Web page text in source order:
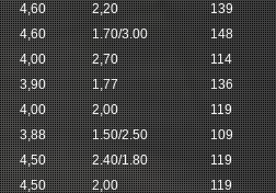
4,60 2,20 139
4,60 1.70/3.00 148
4,00 2,70 114
3,90 1,77 136
4,00 2,00 119
3,88 1.50/2.50 109
4,50 2.40/1.80 119
4,50 2,00 119